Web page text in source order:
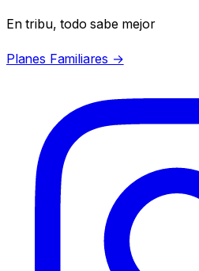
En tribu, todo sabe mejor
Planes Familiares →